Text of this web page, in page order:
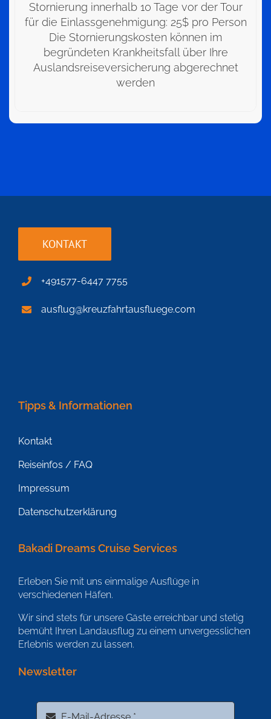
Stornierung innerhalb 10 Tage vor der Tour
für die Einlassgenehmigung: 25$ pro Person
Die Stornierungskosten können im
begründeten Krankheitsfall über Ihre
Auslandsreiseversicherung abgerechnet
werden
KONTAKT
+491577-6447 7755
ausflug@kreuzfahrtausfluege.com
Tipps & Informationen
Kontakt
Reiseinfos / FAQ
Impressum
Datenschutzerklärung
Bakadi Dreams Cruise Services
Erleben Sie mit uns einmalige Ausflüge in
verschiedenen Häfen.
Wir sind stets für unsere Gäste erreichbar und stetig
bemüht Ihren Landausflug zu einem unvergesslichen
Erlebnis werden zu lassen.
Newsletter